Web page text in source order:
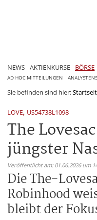
NEWS AKTIENKURSE BÖRSE
AD HOC MITTEILUNGEN
Sie befinden sind hier:
LOVE, US54738L1098
The
jüngster
Veröffentlicht am: 01.06.2026 um
Die The-
Robinhood
bleibt der